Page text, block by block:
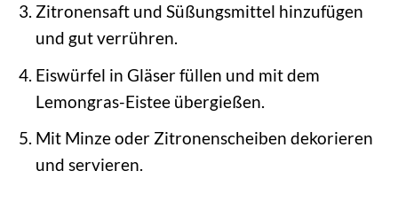
Zitronensaft und Süßungsmittel hinzufügen
und gut verrühren.
Eiswürfel in Gläser füllen und mit dem
Lemongras-Eistee übergießen.
Mit Minze oder Zitronenscheiben dekorieren
und servieren.